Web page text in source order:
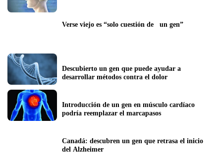
Verse viejo es “solo cuestión de   un gen”
Descubierto un gen que puede ayudar a
desarrollar métodos contra el dolor
Introducción de un gen en músculo cardíaco
podría reemplazar el marcapasos
Canadá: descubren un gen que retrasa el inicio
del Alzheimer